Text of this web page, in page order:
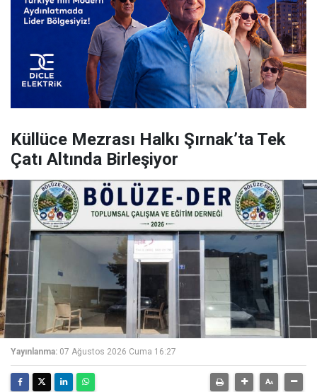
Küllüce Mezrası Halkı Şırnak’ta Tek
Çatı Altında Birleşiyor
Yayınlanma: 07 Ağustos 2026 Cuma 16:27